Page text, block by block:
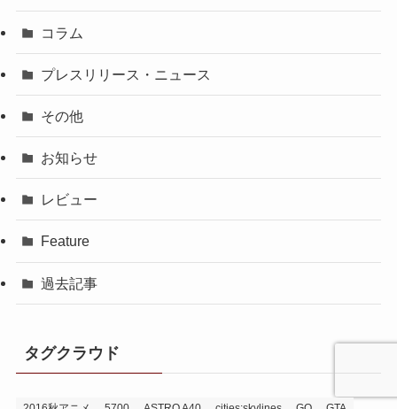
コラム
プレスリリース・ニュース
その他
お知らせ
レビュー
Feature
過去記事
タグクラウド